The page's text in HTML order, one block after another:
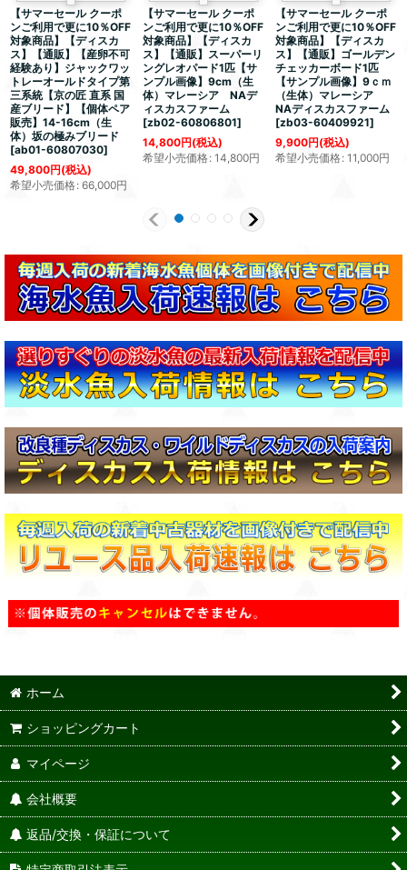
【サマーセール クーポ
ンご利用で更に10％OFF
対象商品】【ディスカ
ス】【通販】【産卵不可
経験あり】ジャックワッ
トレーオールドタイプ第
三系統【京の匠 直系 国
産ブリード】【個体ペア
販売】14-16cm（生
体）坂の極みブリード
[ab01-60807030]
49,800円(税込)
希望小売価格: 66,000円
【サマーセール クーポ
ンご利用で更に10％OFF
対象商品】【ディスカ
ス】【通販】スーパーリ
ングレオパード1匹【サ
ンプル画像】9cm（生
体）マレーシア NAデ
ィスカスファーム
[zb02-60806801]
14,800円(税込)
希望小売価格: 14,800円
【サマーセール クーポ
ンご利用で更に10％OFF
対象商品】【ディスカ
ス】【通販】ゴールデン
チェッカーボード1匹
【サンプル画像】9ｃｍ
（生体）マレーシア
NAディスカスファーム
[zb03-60409921]
9,900円(税込)
希望小売価格: 11,000円
ホーム
ショッピングカート
マイページ
会社概要
返品/交換・保証について